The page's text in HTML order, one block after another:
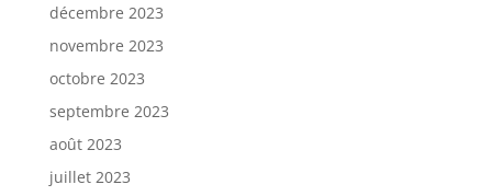
décembre 2023
novembre 2023
octobre 2023
septembre 2023
août 2023
juillet 2023